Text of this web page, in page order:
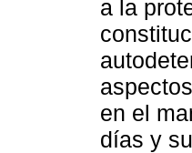
a la
en el
días y